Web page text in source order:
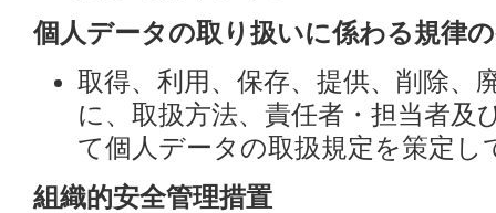
個人データの取り扱いに係わる規律
取得、利用、保存、提供、削除、
に、取扱方法、責任者・担当者及
て個人データの取扱規定を策定し
組織的安全管理措置